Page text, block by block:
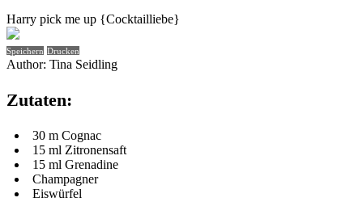
Harry pick me up {Cocktailliebe}
Speichern Drucken
Author: Tina Seidling
Zutaten:
30 m Cognac
15 ml Zitronensaft
15 ml Grenadine
Champagner
Eiswürfel